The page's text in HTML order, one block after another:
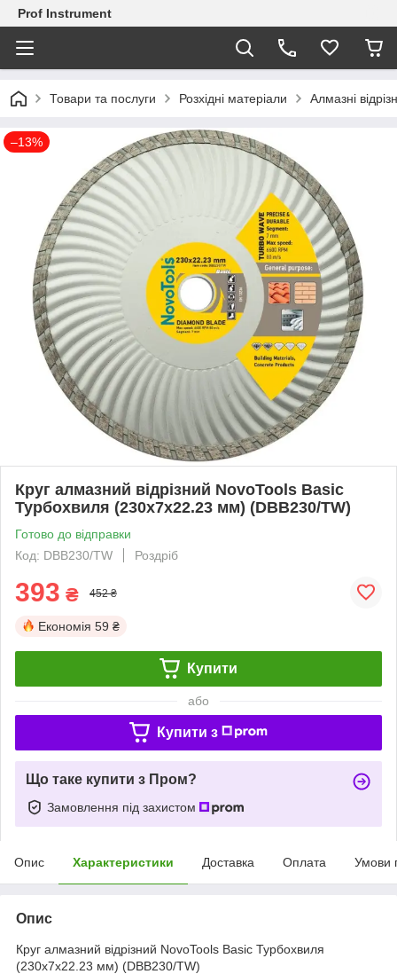
Prof Instrument
Товари та послуги Розхідні матеріали Алмазні
–13%
Круг алмазний відрізний NovoTools Basic
Турбохвиля (230х7х22.23 мм) (DBB230/TW)
Готово до відправки
Код: DBB230/TW
Роздріб
393 ₴ 452 ₴
Економія 59 ₴
Купити
або
Купити з
Що таке купити з Пром?
Замовлення під захистом
Опис Характеристики Доставка Оплата Умови
Опис
Круг алмазний відрізний NovoTools Basic Турбохвиля
(230х7х22.23 мм) (DBB230/TW)